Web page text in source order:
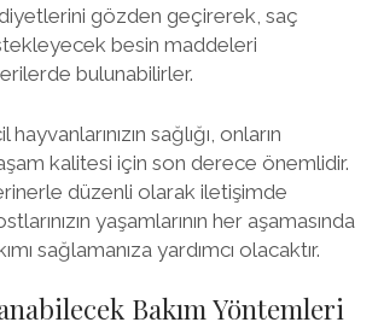
diyetlerini gözden geçirerek, saç
besin maddeleri
bulunabilirler.
sağlığı, onların
kalitesi için son derece önemlidir.
düzenli olarak iletişimde
yaşamlarının her aşamasında
sağlamanıza yardımcı olacaktır.
Bakım Yöntemleri